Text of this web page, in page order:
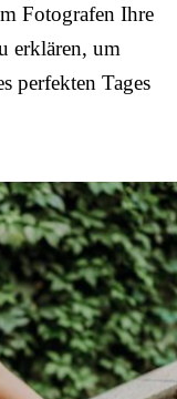
Fotografen Ihre
erklären, um
perfekten Tages